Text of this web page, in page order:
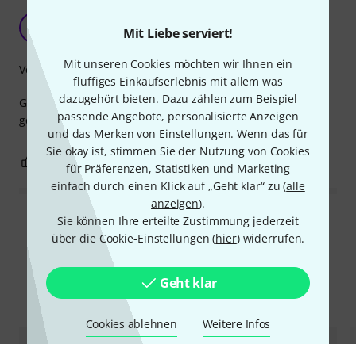
Mit Liebe serviert!
Mit unseren Cookies möchten wir Ihnen ein
fluffiges Einkaufserlebnis mit allem was
dazugehört bieten. Dazu zählen zum Beispiel
passende Angebote, personalisierte Anzeigen
und das Merken von Einstellungen. Wenn das für
Sie okay ist, stimmen Sie der Nutzung von Cookies
für Präferenzen, Statistiken und Marketing
einfach durch einen Klick auf „Geht klar“ zu (alle
anzeigen).
Sie können Ihre erteilte Zustimmung jederzeit
über die Cookie-Einstellungen (hier) widerrufen.
Geht klar
Cookies ablehnen Weitere Infos
Fy_us172 29.04.2021
Gute Qualität wie aus dem Baumarkt
gerne Wieder
Verarbeitung
Alle Bewertungen lesen
Alternativen vergleichen